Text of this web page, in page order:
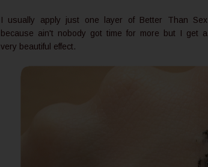
I usually apply just one layer of Better Than Sex
because ain't nobody got time for more but I get a
very beautiful effect.